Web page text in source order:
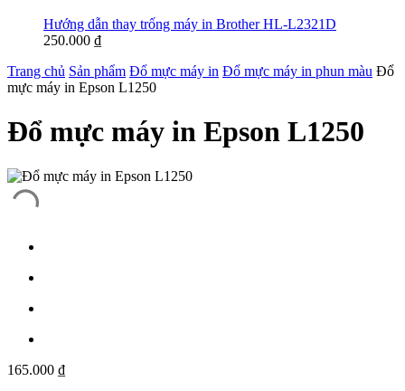
Hướng dẫn thay trống máy in Brother HL-L2321D
250.000 ₫
Trang chủ Sản phẩm Đổ mực máy in Đổ mực máy in phun màu Đổ
mực máy in Epson L1250
Đổ mực máy in Epson L1250
165.000 ₫